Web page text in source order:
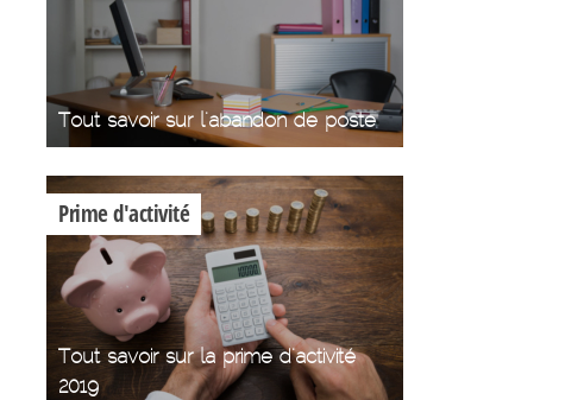
Tout savoir sur l'abandon de poste
Prime d'activité
Tout savoir sur la prime d'activité
2019